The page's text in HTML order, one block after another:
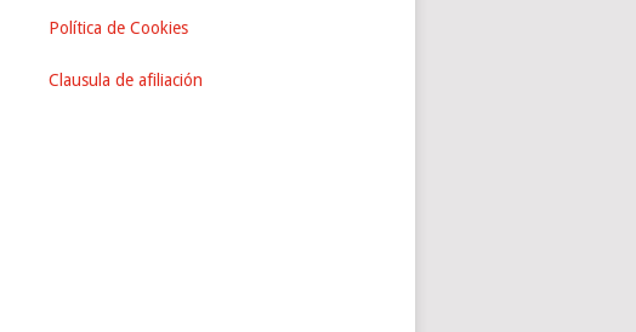
Política de Cookies
Clausula de afiliación